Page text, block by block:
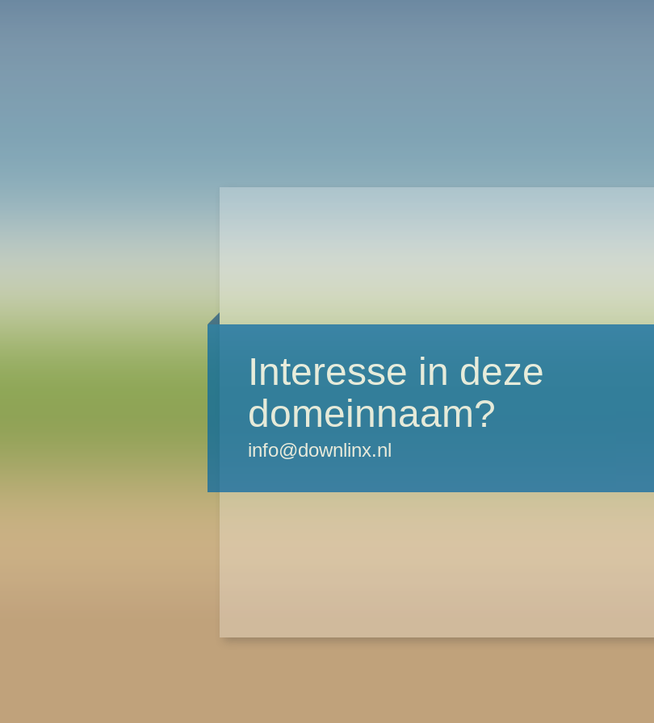
Interesse in deze
domeinnaam?
info@downlinx.nl